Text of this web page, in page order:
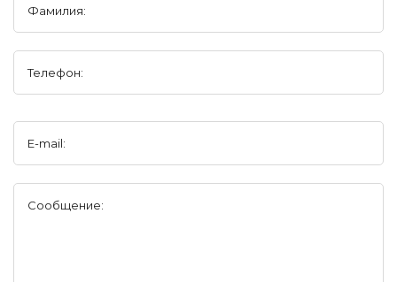
Фамилия:
Телефон:
E-mail:
Сообщение: